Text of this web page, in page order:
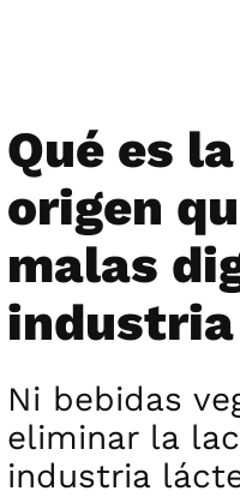
Qué es
origen
malas
industria
Ni bebidas
eliminar la
industria